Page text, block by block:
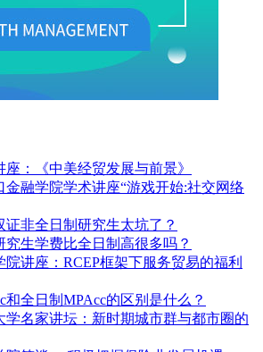
：《中美经贸发展与前景》
金融学院学术讲座“游戏开始:社交网络
证非全日制研究生太坑了？
究生学费比全日制高很多吗？
院讲座：RCEP框架下服务贸易的福利
和全日制MPAcc的区别是什么？
学名家讲坛：新时期城市群与都市圈的